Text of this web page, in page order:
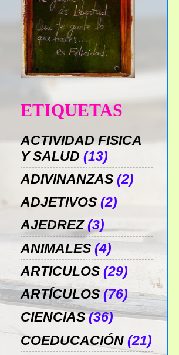
ETIQUETAS
ACTIVIDAD FISICA
Y SALUD (13)
ADIVINANZAS (2)
ADJETIVOS (2)
AJEDREZ (3)
ANIMALES (4)
ARTICULOS (29)
ARTÍCULOS (76)
CIENCIAS (36)
COEDUCACIÓN (21)